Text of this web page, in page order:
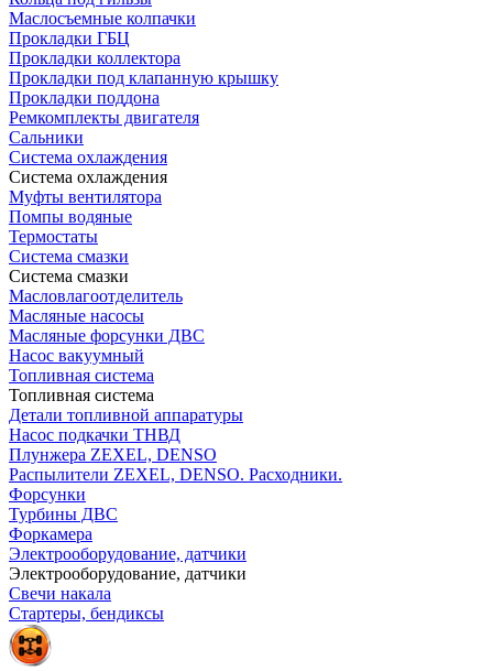
Маслосъемные колпачки
Прокладки ГБЦ
Прокладки коллектора
Прокладки под клапанную крышку
Прокладки поддона
Ремкомплекты двигателя
Сальники
Система охлаждения
Система охлаждения
Муфты вентилятора
Помпы водяные
Термостаты
Система смазки
Система смазки
Масловлагоотделитель
Масляные насосы
Масляные форсунки ДВС
Насос вакуумный
Топливная система
Топливная система
Детали топливной аппаратуры
Насос подкачки ТНВД
Плунжера ZEXEL, DENSO
Распылители ZEXEL, DENSO. Расходники.
Форсунки
Турбины ДВС
Форкамера
Электрооборудование, датчики
Электрооборудование, датчики
Свечи накала
Стартеры, бендиксы